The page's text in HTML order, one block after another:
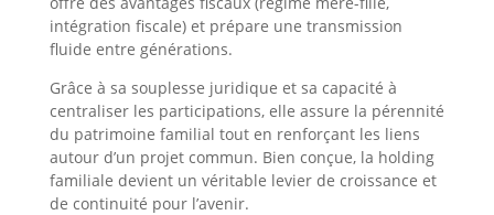
intégration fiscale) et prépare une transmission
fluide entre générations.
Grâce à sa souplesse juridique et sa capacité à
centraliser les participations, elle assure la pérennité
du patrimoine familial tout en renforçant les liens
autour d’un projet commun. Bien conçue, la holding
familiale devient un véritable levier de croissance et
de continuité pour l’avenir.